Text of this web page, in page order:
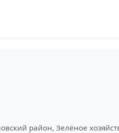
район, Зелёное